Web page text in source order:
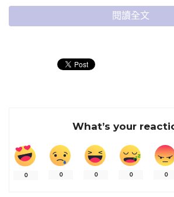
《BBC》報導指出，川普的說法引發國際
凱爾（Sir Keir Starmer）形容這些言論「
在 911 攻擊後，北約啟動集體安全條款，
一同進入阿富汗。
閱讀全文
What’s your
0 0 0 0 0